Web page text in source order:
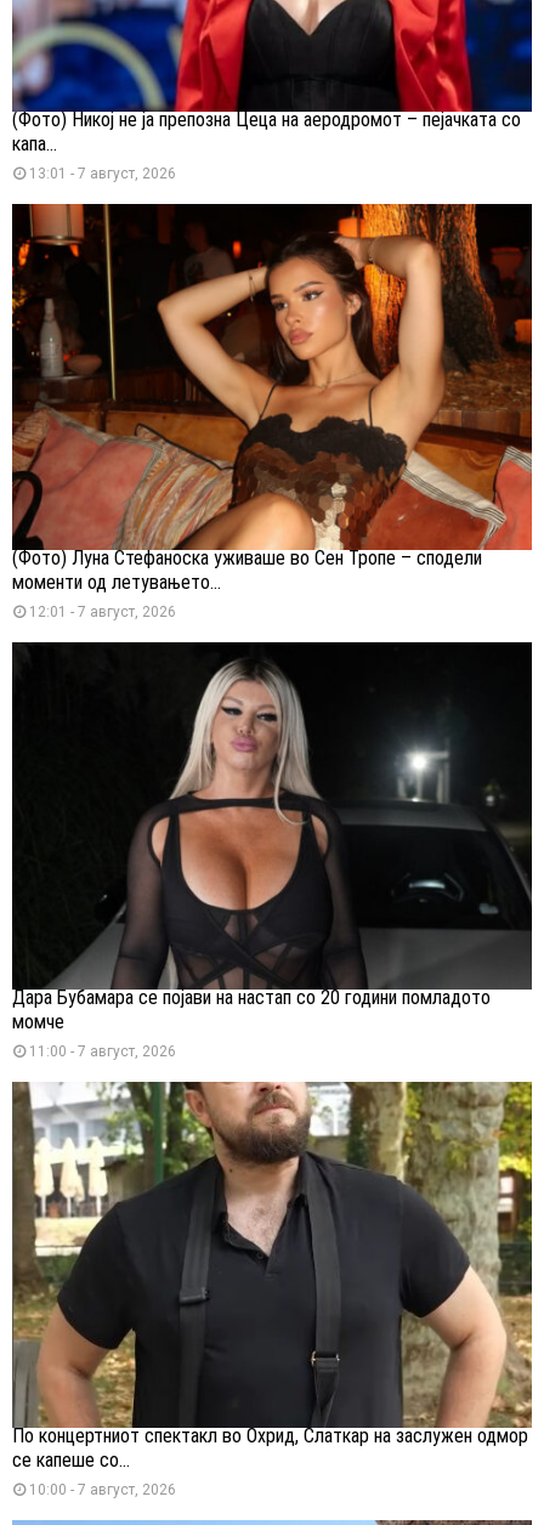
(Фото) Никој не ја препозна Цеца на аеродромот – пејачката со
капа...
13:01 - 7 август, 2026
(Фото) Луна Стефаноска уживаше во Сен Тропе – сподели
моменти од летувањето...
12:01 - 7 август, 2026
Дара Бубамара се појави на настап со 20 години помладото
момче
11:00 - 7 август, 2026
По концертниот спектакл во Охрид, Слаткар на заслужен одмор
се капеше со...
10:00 - 7 август, 2026